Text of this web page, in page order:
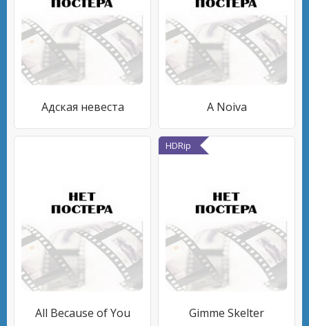
Адская невеста A Noiva
All Because of You
HDRip
Gimme Skelter